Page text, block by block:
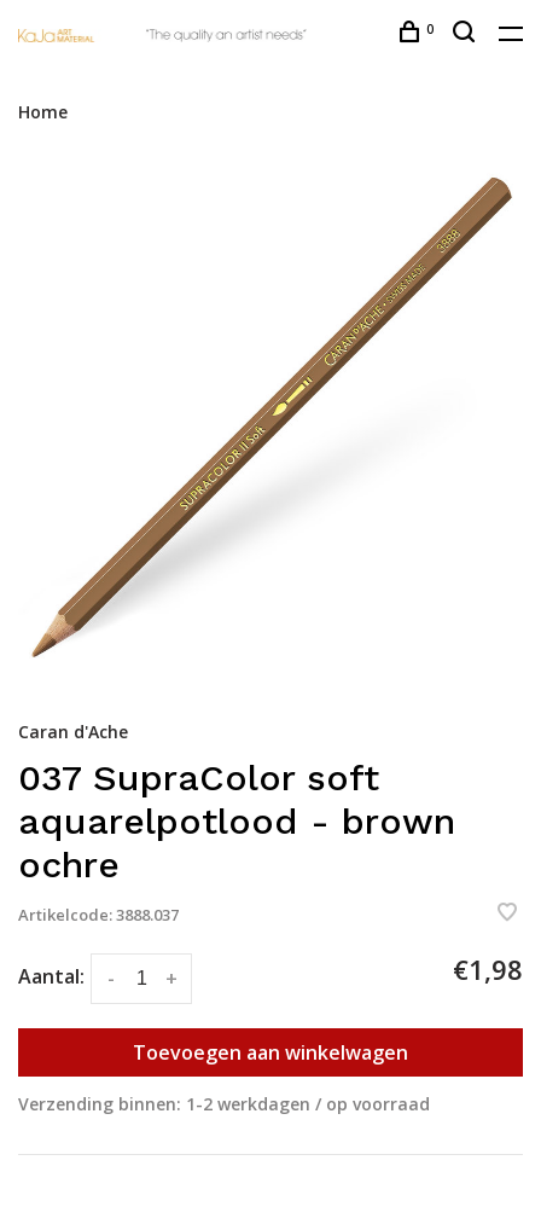
0
Home
Caran d'Ache
037 SupraColor soft
aquarelpotlood - brown
ochre
Artikelcode:3888.037
Aantal: +
- €1,98
Toevoegen aan winkelwagen
Verzending binnen: 1-2 werkdagen / op voorraad